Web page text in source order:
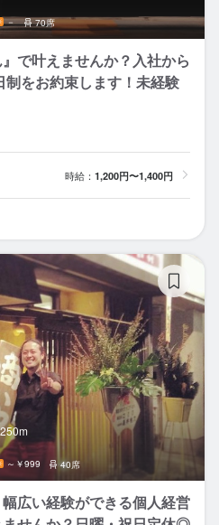
－ 70席
で叶えませんか？入社から
をお約束します！未経験
時給： 1,200円〜1,400円
250m
～￥999 40席
幅広い経験ができる個人経営